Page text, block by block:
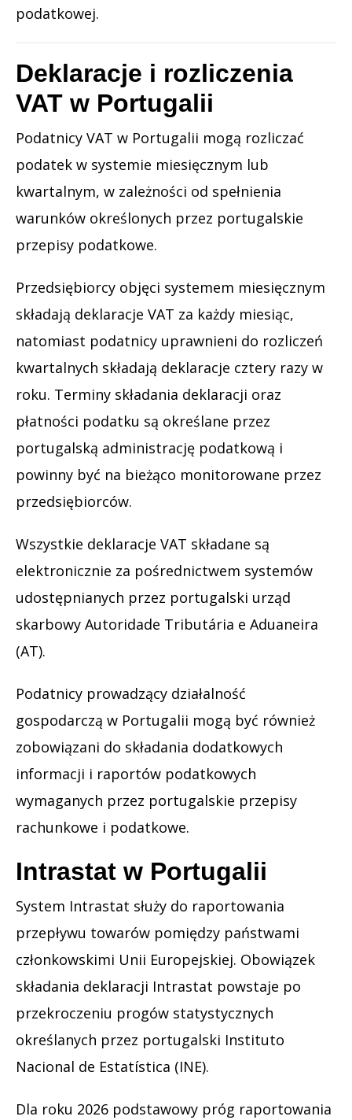
podatkowej.
Deklaracje i rozliczenia
VAT w Portugalii
Podatnicy VAT w Portugalii mogą rozliczać
podatek w systemie miesięcznym lub
kwartalnym, w zależności od spełnienia
warunków określonych przez portugalskie
przepisy podatkowe.
Przedsiębiorcy objęci systemem miesięcznym
składają deklaracje VAT za każdy miesiąc,
natomiast podatnicy uprawnieni do rozliczeń
kwartalnych składają deklaracje cztery razy w
roku. Terminy składania deklaracji oraz
płatności podatku są określane przez
portugalską administrację podatkową i
powinny być na bieżąco monitorowane przez
przedsiębiorców.
Wszystkie deklaracje VAT składane są
elektronicznie za pośrednictwem systemów
udostępnianych przez portugalski urząd
skarbowy Autoridade Tributária e Aduaneira
(AT).
Podatnicy prowadzący działalność
gospodarczą w Portugalii mogą być również
zobowiązani do składania dodatkowych
informacji i raportów podatkowych
wymaganych przez portugalskie przepisy
rachunkowe i podatkowe.
Intrastat w Portugalii
System Intrastat służy do raportowania
przepływu towarów pomiędzy państwami
członkowskimi Unii Europejskiej. Obowiązek
składania deklaracji Intrastat powstaje po
przekroczeniu progów statystycznych
określanych przez portugalski Instituto
Nacional de Estatística (INE).
Dla roku 2026 podstawowy próg raportowania